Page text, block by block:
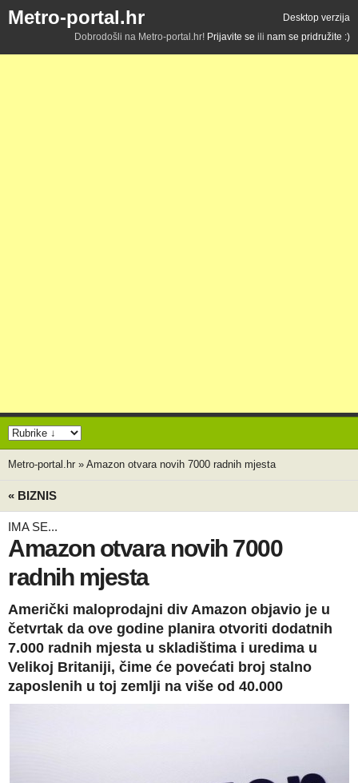
Metro-portal.hr
Desktop verzija
Dobrodošli na Metro-portal.hr! Prijavite se ili nam se pridružite :)
Metro-portal.hr » Amazon otvara novih 7000 radnih mjesta
« BIZNIS
IMA SE...
Amazon otvara novih 7000
radnih mjesta
Američki maloprodajni div Amazon objavio je u
četvrtak da ove godine planira otvoriti dodatnih
7.000 radnih mjesta u skladištima i uredima u
Velikoj Britaniji, čime će povećati broj stalno
zaposlenih u toj zemlji na više od 40.000